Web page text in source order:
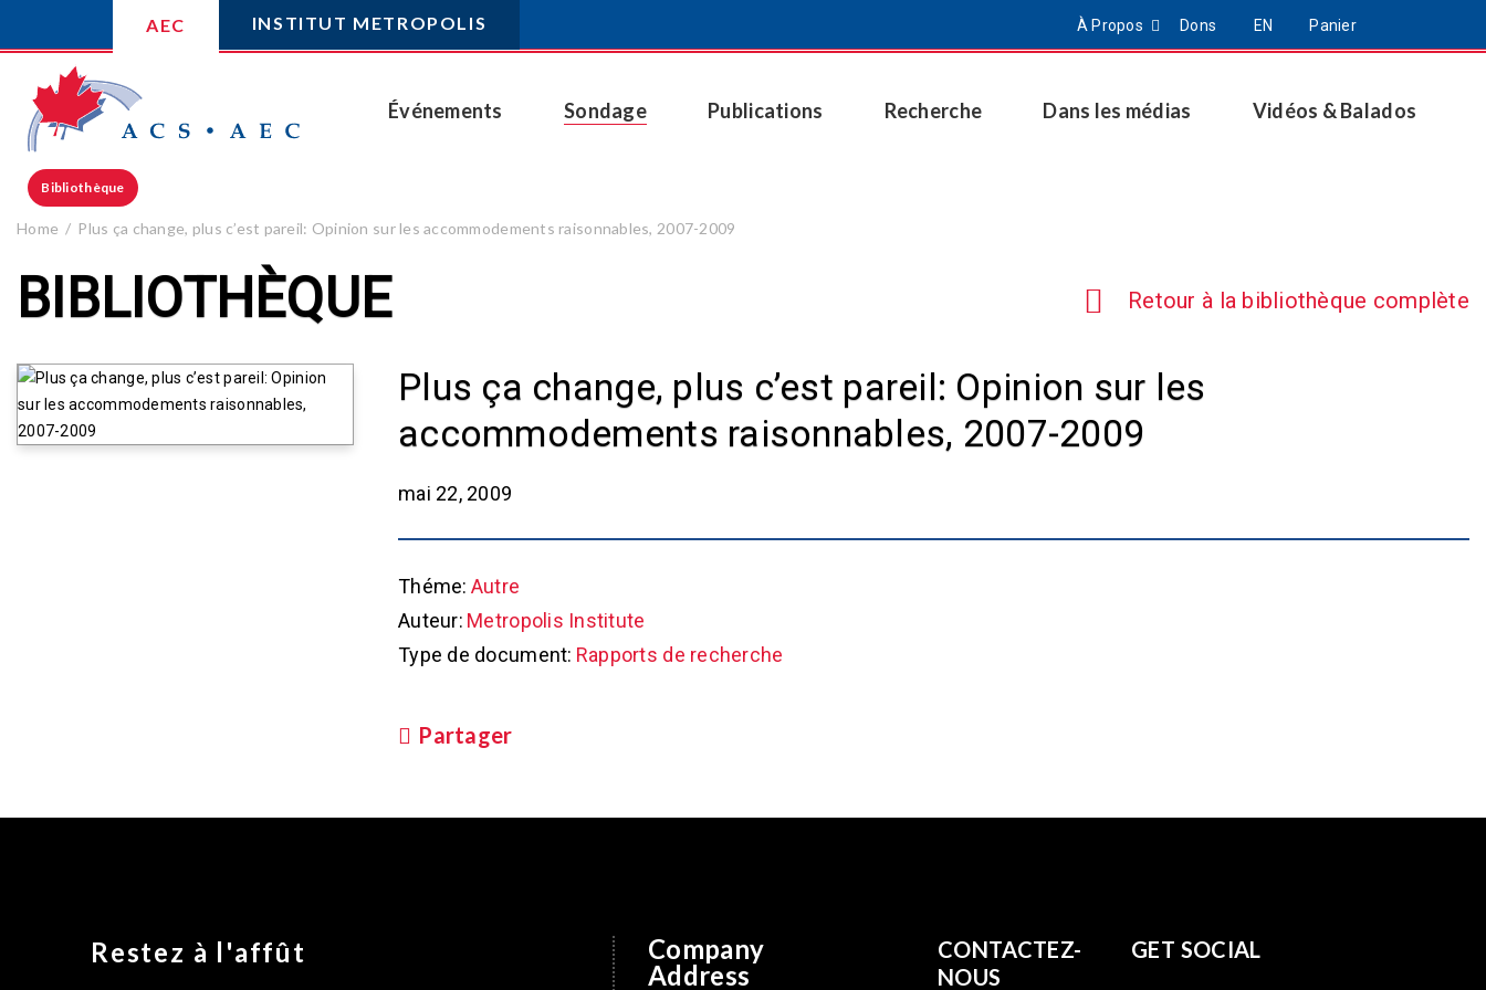
AEC INSTITUT METROPOLIS À Propos Dons EN Panier
Événements Sondage Publications Recherche Dans les médias Vidéos & Balados
Bibliothèque
Home Plus ça change, plus c’est pareil: Opinion sur les accommodements raisonnables, 2007-2009
BIBLIOTHÈQUE Retour à la bibliothèque complète
Plus ça change, plus c’est pareil: Opinion sur les
accommodements raisonnables, 2007-2009
mai 22, 2009
Théme: Autre
Auteur: Metropolis Institute
Type de document: Rapports de recherche
Partager
Restez à l'affût
Company
Address
CONTACTEZ-
NOUS
GET SOCIAL